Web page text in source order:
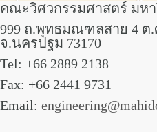
คณะวิศวกรรมศาสตร์ มห
999 ถ.พุทธมณฑลสาย 4
จ.นครปฐม 73170
Tel: +66 2889 2138
Fax: +66 2441 9731
Email: